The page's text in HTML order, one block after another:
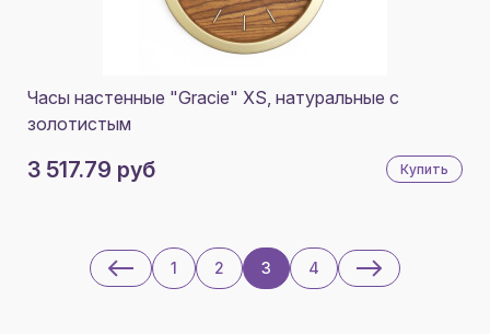
Часы настенные "Gracie" XS, натуральные с
золотистым
3 517.79 руб Купить
1 2 3 4